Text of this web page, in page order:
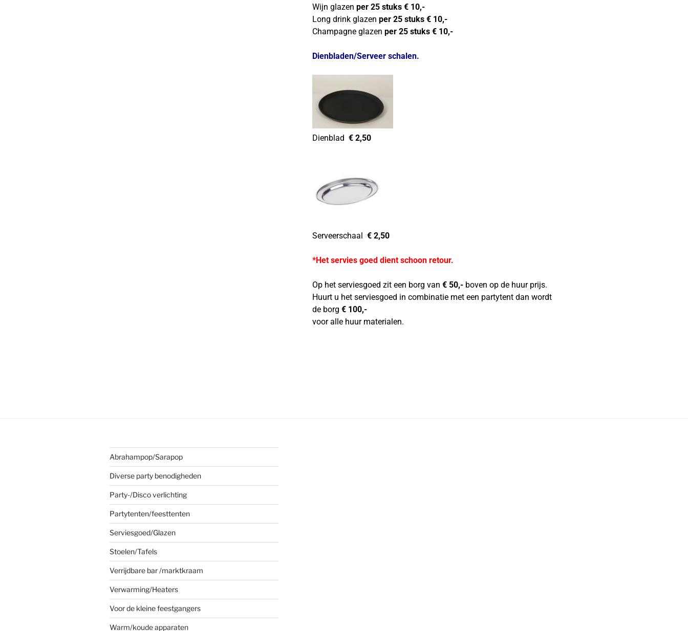
Wijn glazen per 25 stuks € 10,-
Long drink glazen per 25 stuks € 10,-
Champagne glazen per 25 stuks € 10,-
Dienbladen/Serveer schalen.
Dienblad € 2,50
Serveerschaal € 2,50
*Het servies goed dient schoon retour.
Op het serviesgoed zit een borg van € 50,-boven op de huur prijs.
Huurt u het serviesgoed in combinatie met een partytent dan wordt
de borg € 100,-
voor alle huur materialen.
Abrahampop/Sarapop
Diverse party benodigheden
Party-/Disco verlichting
Partytenten/feesttenten
Serviesgoed/Glazen
Stoelen/Tafels
Verrijdbare bar /marktkraam
Verwarming/Heaters
Voor de kleine feestgangers
Warm/koude apparaten